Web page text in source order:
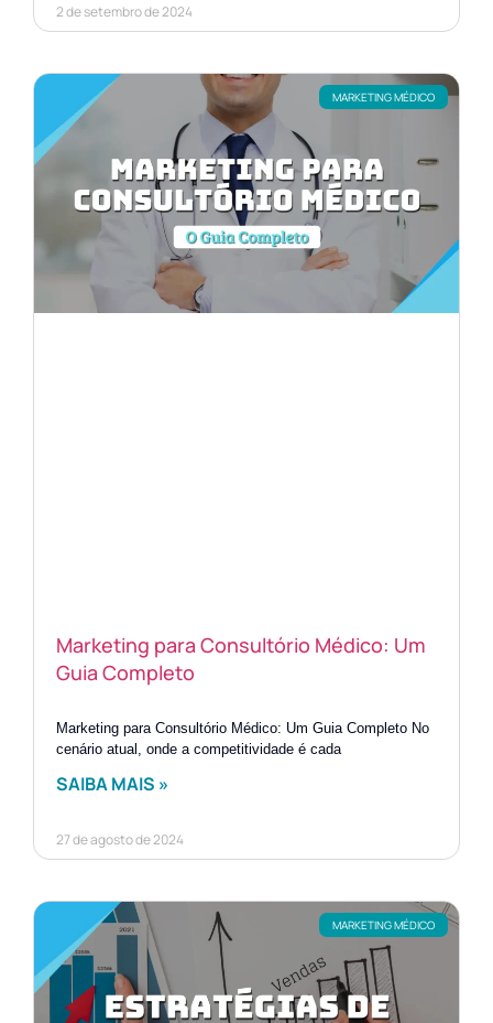
2 de setembro de 2024
MARKETING MÉDICO
Marketing para Consultório Médico: Um
Guia Completo
Marketing para Consultório Médico: Um Guia Completo No
cenário atual, onde a competitividade é cada
SAIBA MAIS »
27 de agosto de 2024
MARKETING MÉDICO